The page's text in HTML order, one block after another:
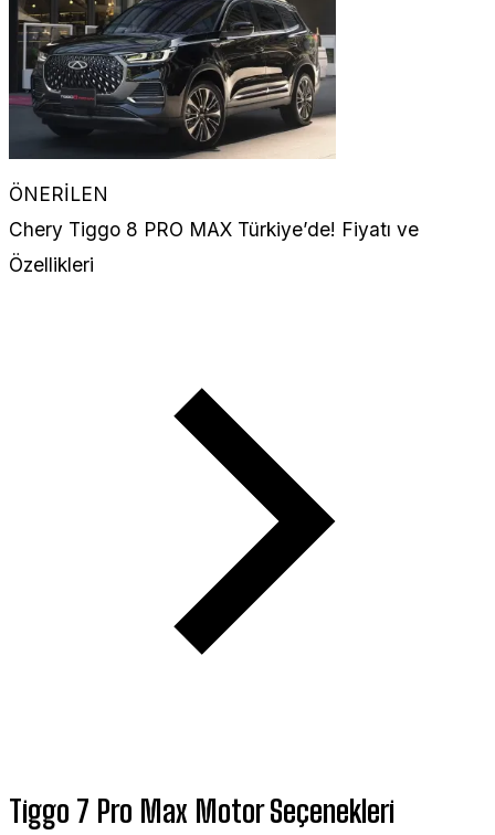
ÖNERİLEN
Chery Tiggo 8 PRO MAX Türkiye’de! Fiyatı ve
Özellikleri
Tiggo 7 Pro Max Motor Seçenekleri